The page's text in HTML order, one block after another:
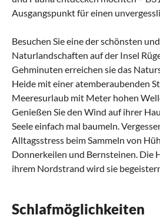
Ausgangspunkt für einen
Besuchen Sie eine der schönsten
Naturlandschaften auf der Insel
Gehminuten erreichen sie das
Heide mit einer atemberaubenden
Meeresurlaub mit Meter hohen
Genießen Sie den Wind auf ihrer
Seele einfach mal baumeln.
Alltagsstress beim Sammeln von
Donnerkeilen und Bernsteinen. Die
ihrem Nordstrand wird sie
Schlafmöglichkeiten